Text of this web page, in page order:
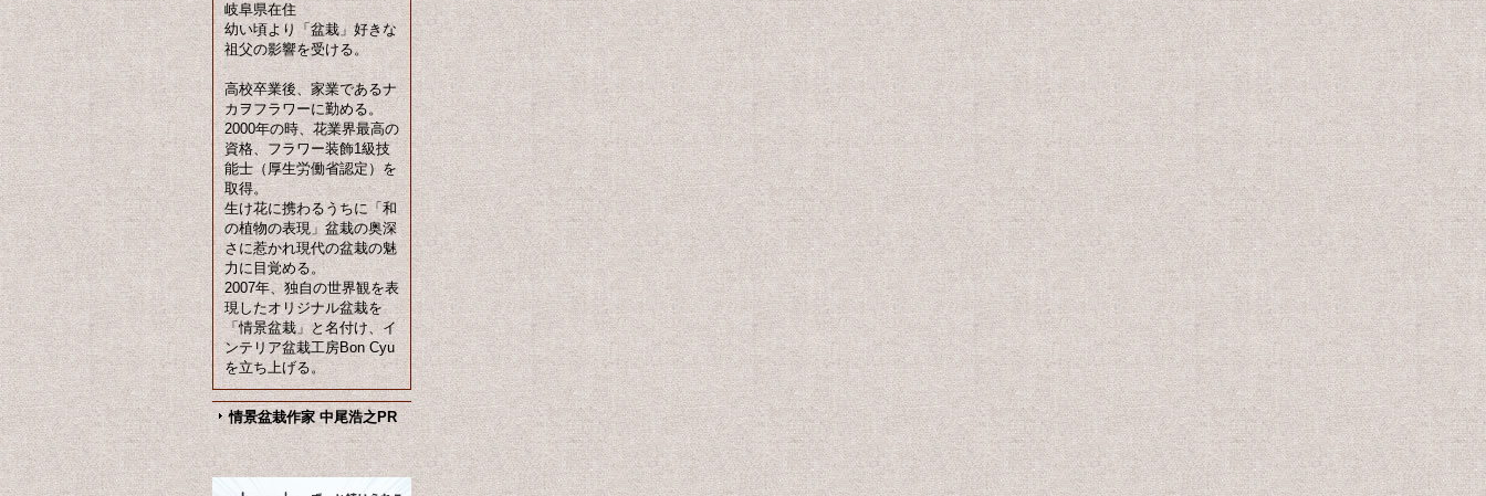
岐阜県在住
幼い頃より「盆栽」好きな
祖父の影響を受ける。
高校卒業後、家業であるナ
カヲフラワーに勤める。
2000年の時、花業界最高の
資格、フラワー装飾1級技
能士（厚生労働省認定）を
取得。
生け花に携わるうちに「和
の植物の表現」盆栽の奥深
さに惹かれ現代の盆栽の魅
力に目覚める。
2007年、独自の世界観を表
現したオリジナル盆栽を
「情景盆栽」と名付け、イ
ンテリア盆栽工房Bon Cyu
を立ち上げる。
情景盆栽作家 中尾浩之PR